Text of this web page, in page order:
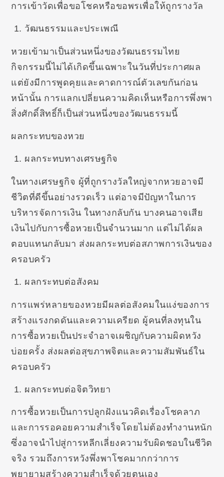
การเข้าวัดเพื่อขอโชคหรือขอพรเพื่อให้ถูกรางวัล
วัฒนธรรมและประเพณี
หวยเข้ามาเป็นส่วนหนึ่งของวัฒนธรรมไทย
กิจกรรมนี้ไม่ได้เกิดขึ้นเฉพาะในวันที่ประกาศผล
แต่ยังมีการพูดคุยและคาดการณ์ตัวเลขกันก่อน
หน้านั้น การแลกเปลี่ยนความคิดเห็นหรือการพึ่งพา
สิ่งศักดิ์สิทธิ์ก็เป็นส่วนหนึ่งของวัฒนธรรมนี้
ผลกระทบของหวย
ผลกระทบทางเศรษฐกิจ
ในทางเศรษฐกิจ ผู้ที่ถูกรางวัลใหญ่จากหวยอาจมี
ชีวิตที่ดีขึ้นอย่างรวดเร็ว แต่อาจมีปัญหาในการ
บริหารจัดการเงิน ในทางกลับกัน บางคนอาจเสีย
เงินไปกับการซื้อหวยเป็นจำนวนมาก แต่ไม่ได้ผล
ตอบแทนกลับมา ส่งผลกระทบต่อสภาพการเงินของ
ครอบครัว
ผลกระทบต่อสังคม
การแพร่หลายของหวยมีผลต่อสังคมในแง่ของการ
สร้างแรงกดดันและความเครียด ผู้คนที่ลงทุนใน
การซื้อหวยเป็นประจำอาจเผชิญกับความผิดหวัง
บ่อยครั้ง ส่งผลต่อสุขภาพจิตและความสัมพันธ์ใน
ครอบครัว
ผลกระทบต่อจิตวิทยา
การซื้อหวยเป็นการปลูกฝังแนวคิดเรื่องโชคลาภ
และการรอคอยความสำเร็จโดยไม่ต้องทำงานหนัก
ซึ่งอาจนำไปสู่การหลีกเลี่ยงความรับผิดชอบในชีวิต
จริง รวมถึงการหวังพึ่งพาโชคมากกว่าการ
พยายามสร้างความสำเร็จด้วยตนเอง